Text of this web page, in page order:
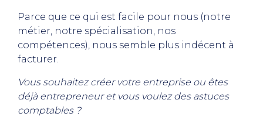
Parce que ce qui est facile pour nous (notre
métier, notre spécialisation, nos
compétences), nous semble plus indécent à
facturer.
Vous souhaitez créer votre entreprise ou êtes
déjà entrepreneur et vous voulez des astuces
comptables ?